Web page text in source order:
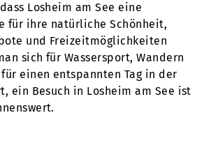
Losheim am See eine
für ihre natürliche Schönheit,
und Freizeitmöglichkeiten
sich für Wassersport, Wandern
einen entspannten Tag in der
ein Besuch in Losheim am See ist